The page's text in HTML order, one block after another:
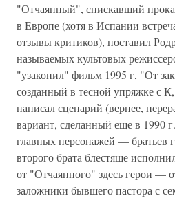
"Отчаянный", снискавший
в Европе (хотя в Испании
отзывы критиков), поставил
называемых культовых
"узаконил" фильм 1995 г, "От
созданный в тесной упряжке с
написал сценарий (вернее,
вариант, сделанный еще в 1990
главных персонажей — братьев
второго брата блестяще
от "Отчаянного" здесь герои —
заложники бывшего пастора с